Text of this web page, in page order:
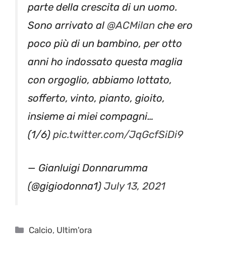
parte della crescita di un uomo.
Sono arrivato al @ACMilan che ero
poco più di un bambino, per otto
anni ho indossato questa maglia
con orgoglio, abbiamo lottato,
sofferto, vinto, pianto, gioito,
insieme ai miei compagni…
(1/6) pic.twitter.com/JqGcfSiDi9
— Gianluigi Donnarumma
(@gigiodonna1) July 13, 2021
Categorie
Calcio, Ultim'ora